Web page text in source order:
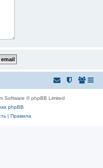
Software © phpBB Limited
phpBB
| Правила